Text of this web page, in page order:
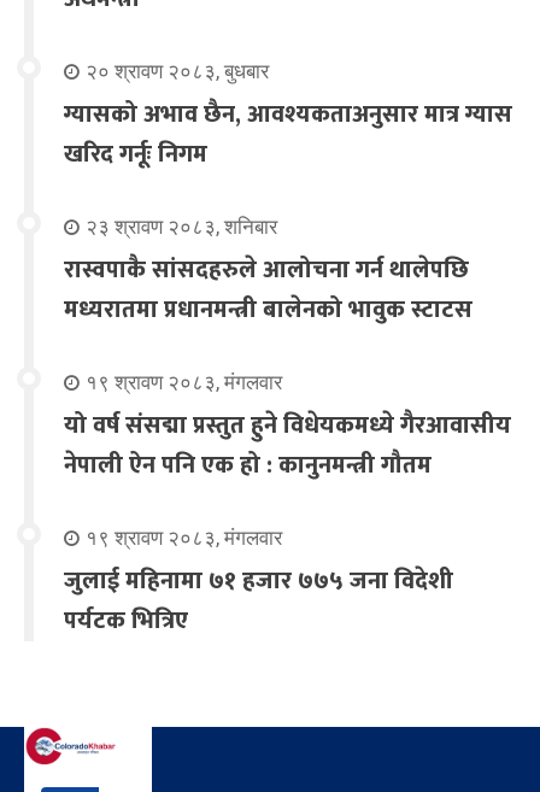
२० श्रावण २०८३, बुधबार
ग्यासको अभाव छैन, आवश्यकताअनुसार मात्र ग्यास
खरिद गर्नूः निगम
२३ श्रावण २०८३, शनिबार
रास्वपाकै सांसदहरुले आलोचना गर्न थालेपछि
मध्यरातमा प्रधानमन्त्री बालेनको भावुक स्टाटस
१९ श्रावण २०८३, मंगलवार
यो वर्ष संसद्मा प्रस्तुत हुने विधेयकमध्ये गैरआवासीय
नेपाली ऐन पनि एक हो : कानुनमन्त्री गौतम
१९ श्रावण २०८३, मंगलवार
जुलाई महिनामा ७१ हजार ७७५ जना विदेशी
पर्यटक भित्रिए